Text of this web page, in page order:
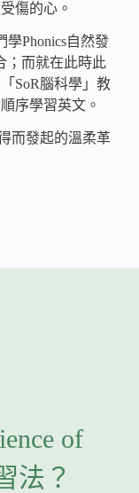
傷的心。
Phonics自然發
；而就在此時此
SoR腦科學」教
序學習英文。
而發起的溫柔革
of
法？